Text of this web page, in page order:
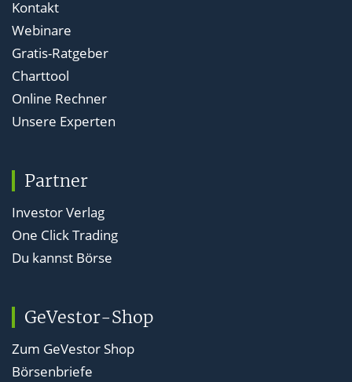
Kontakt
Webinare
Gratis-Ratgeber
Charttool
Online Rechner
Unsere Experten
Partner
Investor Verlag
One Click Trading
Du kannst Börse
GeVestor-Shop
Zum GeVestor Shop
Börsenbriefe